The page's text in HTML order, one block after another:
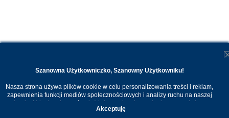
Szanowna Użytkowniczko, Szanowny Użytkowniku!
Nasza strona używa plików cookie w celu personalizowania treści i reklam,
zapewnienia funkcji mediów społecznościowych i analizy ruchu na naszej
stronie. Udostępniamy również informacje o korzystaniu z naszej strony
internetowej naszym zaufanym partnerom. Dzięki cookies możemy
Akceptuję